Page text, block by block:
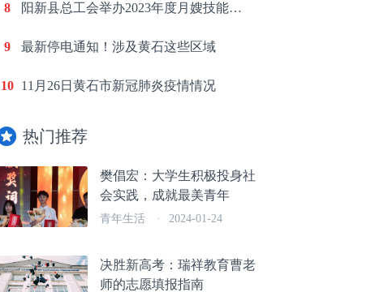
8 阳新县总工会举办2023年度月嫂技能培训
9 最新停电通知！涉及黄石这些区域
10 11月26日黄石市新冠肺炎疫情情况
热门推荐
樊倡宏：大学生积极投身社
会实践，成就最美青年
青年生活 · 2024-01-24
决胜新高考：瑞祥教育曹老
师的志愿填报指南